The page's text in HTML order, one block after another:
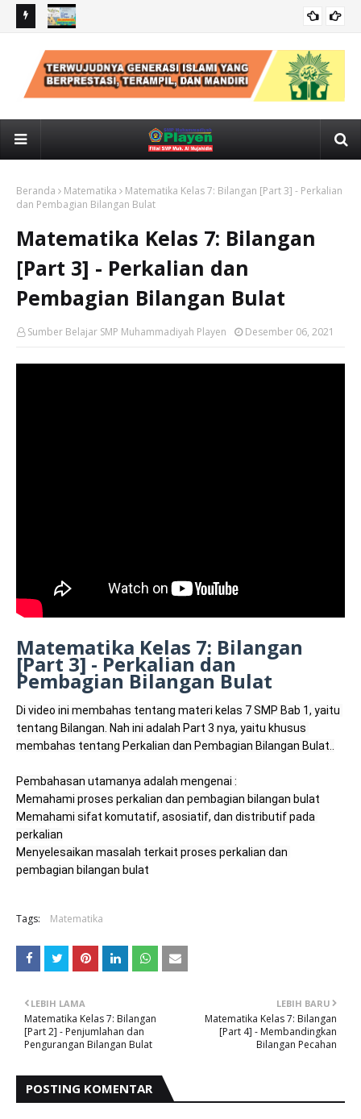
IPS
Beranda Matematika
Matematika Kelas 7: Bilangan [Part 3] - Perkalian
dan Pembagian Bilangan Bulat
Matematika Kelas 7: Bilangan
[Part 3] - Perkalian dan
Pembagian Bilangan Bulat
Sumber Belajar SMP Muhammadiyah Playen Desember 06, 2021
Matematika Kelas 7: Bilangan
[Part 3] - Perkalian dan
Pembagian Bilangan Bulat
Di video ini membahas tentang materi kelas 7 SMP Bab 1, yaitu
tentang Bilangan. Nah ini adalah Part 3 nya, yaitu khusus
membahas tentang Perkalian dan Pembagian Bilangan Bulat..
Memahami sifat komutatif, asosiatif, dan distributif pada
Menyelesaikan masalah terkait proses perkalian dan
pembagian bilangan bulat
Tags: Matematika
LEBIH BARU
Matematika Kelas 7: Bilangan
[Part 4] - Membandingkan
Bilangan Pecahan
LEBIH LAMA
Matematika Kelas 7: Bilangan
[Part 2] - Penjumlahan dan
Pengurangan Bilangan Bulat
POSTING KOMENTAR